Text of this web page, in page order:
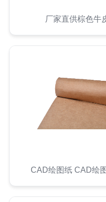
厂家直供棕色牛
CAD绘图纸 CAD绘